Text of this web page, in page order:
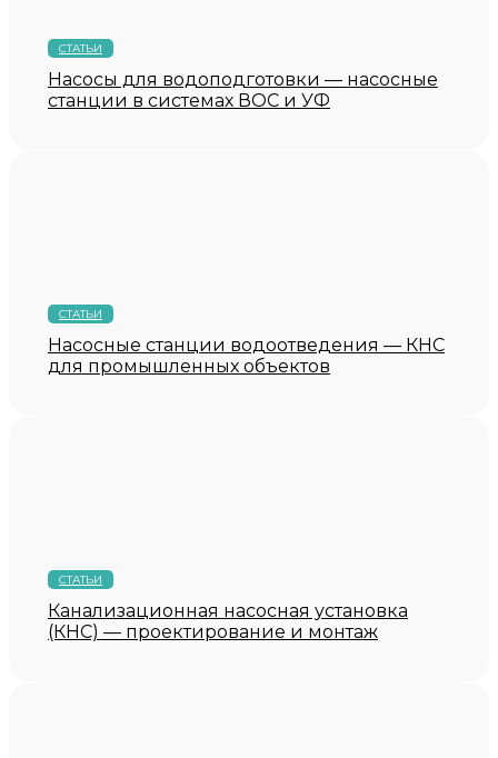
СТАТЬИ
Насосы для водоподготовки — насосные
станции в системах ВОС и УФ
СТАТЬИ
Насосные станции водоотведения — КНС
для промышленных объектов
СТАТЬИ
Канализационная насосная установка
(КНС) — проектирование и монтаж